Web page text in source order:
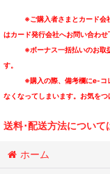
※ご購入者さまとカード会社
はカード発行会社へお問い合わせ
※ボーナス一括払いのお取扱
す。
※購入の際、備考欄にe-コレ
なくなってしまいます。お気をつ
送料･配送方法について
ホーム